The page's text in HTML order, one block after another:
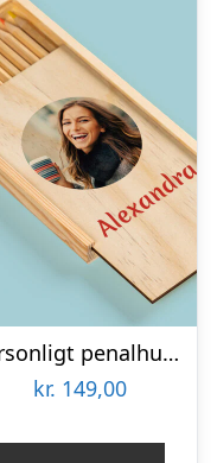
Personligt penalhus med foto & tekst
kr. 149,00